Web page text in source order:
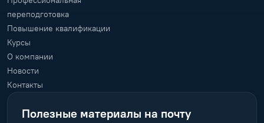
переподготовка
Повышение квалификации
Курсы
О компании
Новости
Контакты
Полезные материалы на почту